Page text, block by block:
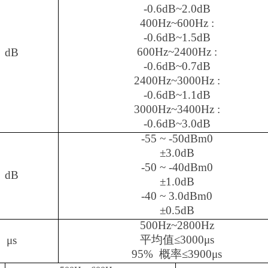
dB
-0.6dB~2.0dB
400Hz~600Hz :
-0.6dB~1.5dB
600Hz~2400Hz :
-0.6dB~0.7dB
2400Hz~3000Hz :
-0.6dB~1.1dB
3000Hz~3400Hz :
-0.6dB~3.0dB
dB
-55 ~ -50dBm0
±3.0dB
-50 ~ -40dBm0
±1.0dB
-40 ~ 3.0dBm0
±0.5dB
μs
500Hz~2800Hz
平均值≤3000μs
95% 概率≤3900μs